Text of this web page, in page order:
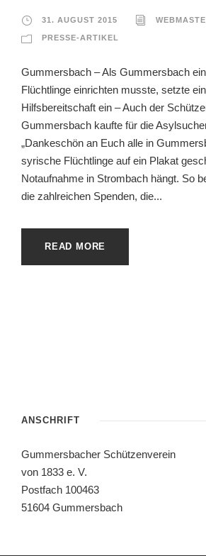
31. AUGUST 2015
PRESSE-ARTIKEL
Gummersbach – Als Gummersbach
Flüchtlinge einrichten musste, setzte
Hilfsbereitschaft ein – Auch der
Gummersbach kaufte für die
„Dankeschön an Euch alle in
syrische Flüchtlinge auf ein Plakat
Notaufnahme in Strombach hängt. So
die zahlreichen Spenden, die...
READ MORE
ANSCHRIFT
Gummersbacher Schützenverein
von 1833 e. V.
Postfach 100463
51604 Gummersbach